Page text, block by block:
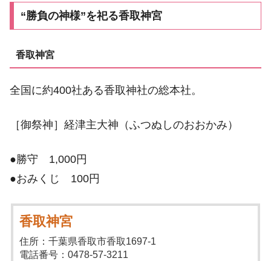
“勝負の神様”を祀る香取神宮
香取神宮
全国に約400社ある香取神社の総本社。
［御祭神］経津主大神（ふつぬしのおおかみ）
●勝守 1,000円
●おみくじ 100円
香取神宮
住所：千葉県香取市香取1697-1
電話番号：0478-57-3211